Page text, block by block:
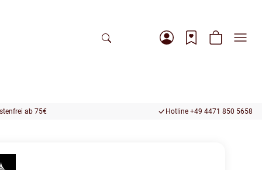
ab 75€ Hotline +49 4471 850 5658